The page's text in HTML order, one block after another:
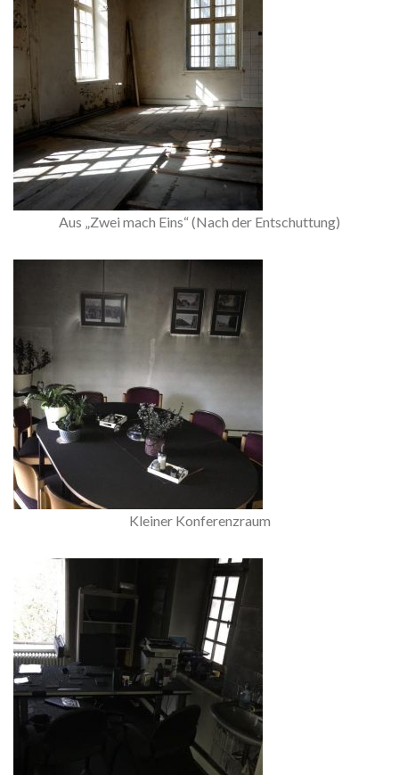
Aus „Zwei mach Eins“ (Nach der Entschuttung)
Kleiner Konferenzraum